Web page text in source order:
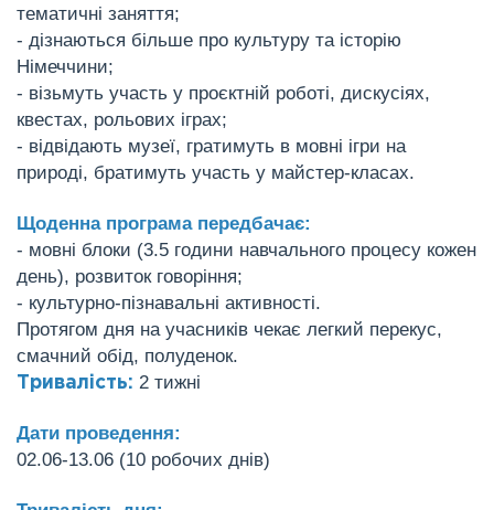
тематичні заняття;
- дізнаються більше про культуру та історію
Німеччини;
- візьмуть участь у проєктній роботі, дискусіях,
квестах, рольових іграх;
- відвідають музеї, гратимуть в мовні ігри на
природі, братимуть участь у майстер-класах.
Щоденна програма передбачає:
- мовні блоки (3.5 години навчального процесу кожен
день), розвиток говоріння;
- культурно-пізнавальні активності.
Протягом дня на учасників чекає легкий перекус,
смачний обід, полуденок.
Тривалість: 2 тижні
Дати проведення:
02.06-13.06 (10 робочих днів)